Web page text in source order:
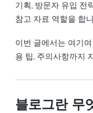
기획, 방문자 유입 전
참고 자료 역할을 합
이번 글에서는 여기
용 팁, 주의사항까지
블로그란 무